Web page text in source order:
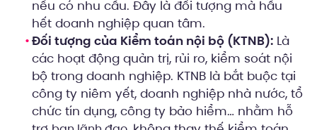
nếu có nhu cầu. Đây là đối tượng mà hầu
hết doanh nghiệp quan tâm.
Đối tượng của Kiểm toán nội bộ (KTNB): Là
các hoạt động quản trị, rủi ro, kiểm soát nội
bộ trong doanh nghiệp. KTNB là bắt buộc tại
công ty niêm yết, doanh nghiệp nhà nước, tổ
chức tín dụng, công ty bảo hiểm… nhằm hỗ